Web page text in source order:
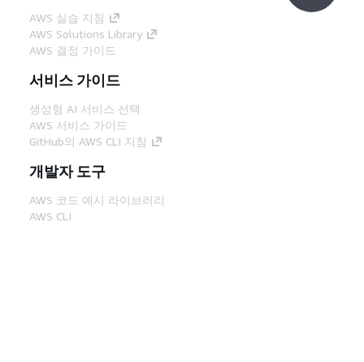
AWS 실습 지침
AWS Solutions Library
AWS 결정 가이드
서비스 가이드
생성형 AI 서비스 선택
AWS 서비스 가이드
GitHub의 AWS CLI 지침
개발자 도구
AWS 코드 예시 라이브러리
AWS CLI